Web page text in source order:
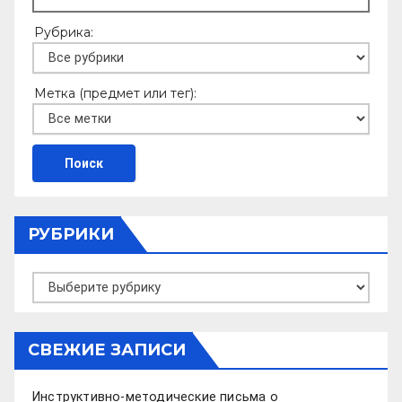
Рубрика:
Метка (предмет или тег):
РУБРИКИ
Рубрики
СВЕЖИЕ ЗАПИСИ
Инструктивно-методические письма о